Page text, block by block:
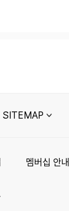
SITEMAP
멤버십 안내